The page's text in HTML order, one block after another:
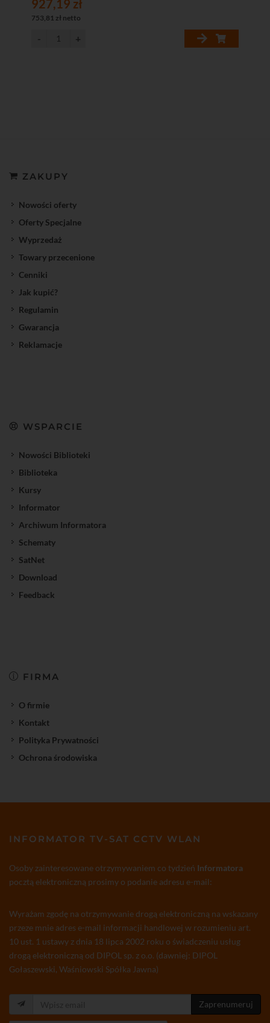
927,19 zł
753,81 zł netto
ZAKUPY
Nowości oferty
Oferty Specjalne
Wyprzedaż
Towary przecenione
Cenniki
Jak kupić?
Regulamin
Gwarancja
Reklamacje
WSPARCIE
Nowości Biblioteki
Biblioteka
Kursy
Informator
Archiwum Informatora
Schematy
SatNet
Download
Feedback
FIRMA
O firmie
Kontakt
Polityka Prywatności
Ochrona środowiska
INFORMATOR TV-SAT CCTV WLAN
Osoby zainteresowane otrzymywaniem co tydzień Informatora
pocztą elektroniczną prosimy o podanie adresu e-mail:
Wyrażam zgodę na otrzymywanie drogą elektroniczną na wskazany
przeze mnie adres e-mail informacji handlowej w rozumieniu art.
10 ust. 1 ustawy z dnia 18 lipca 2002 roku o świadczeniu usług
drogą elektroniczną od DIPOL sp. z o.o. (dawniej: DIPOL
Gołaszewski, Waśniowski Spółka Jawna)
Zaprenumeruj